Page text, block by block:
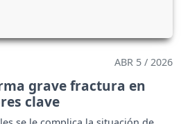
ABR 5 / 2026
grave fractura en
clave